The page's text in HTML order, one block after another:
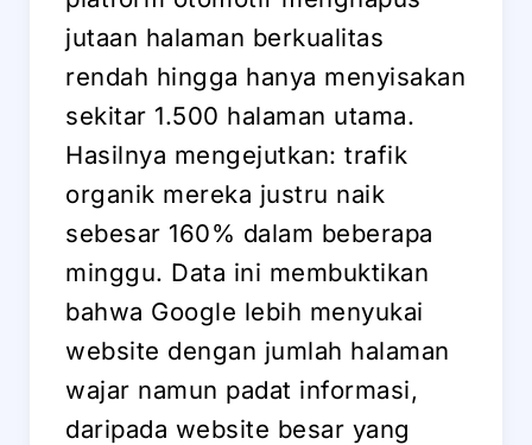
jutaan halaman berkualitas
rendah hingga hanya menyisakan
sekitar 1.500 halaman utama.
Hasilnya mengejutkan: trafik
organik mereka justru naik
sebesar 160% dalam beberapa
minggu. Data ini membuktikan
bahwa Google lebih menyukai
website dengan jumlah halaman
wajar namun padat informasi,
daripada website besar yang